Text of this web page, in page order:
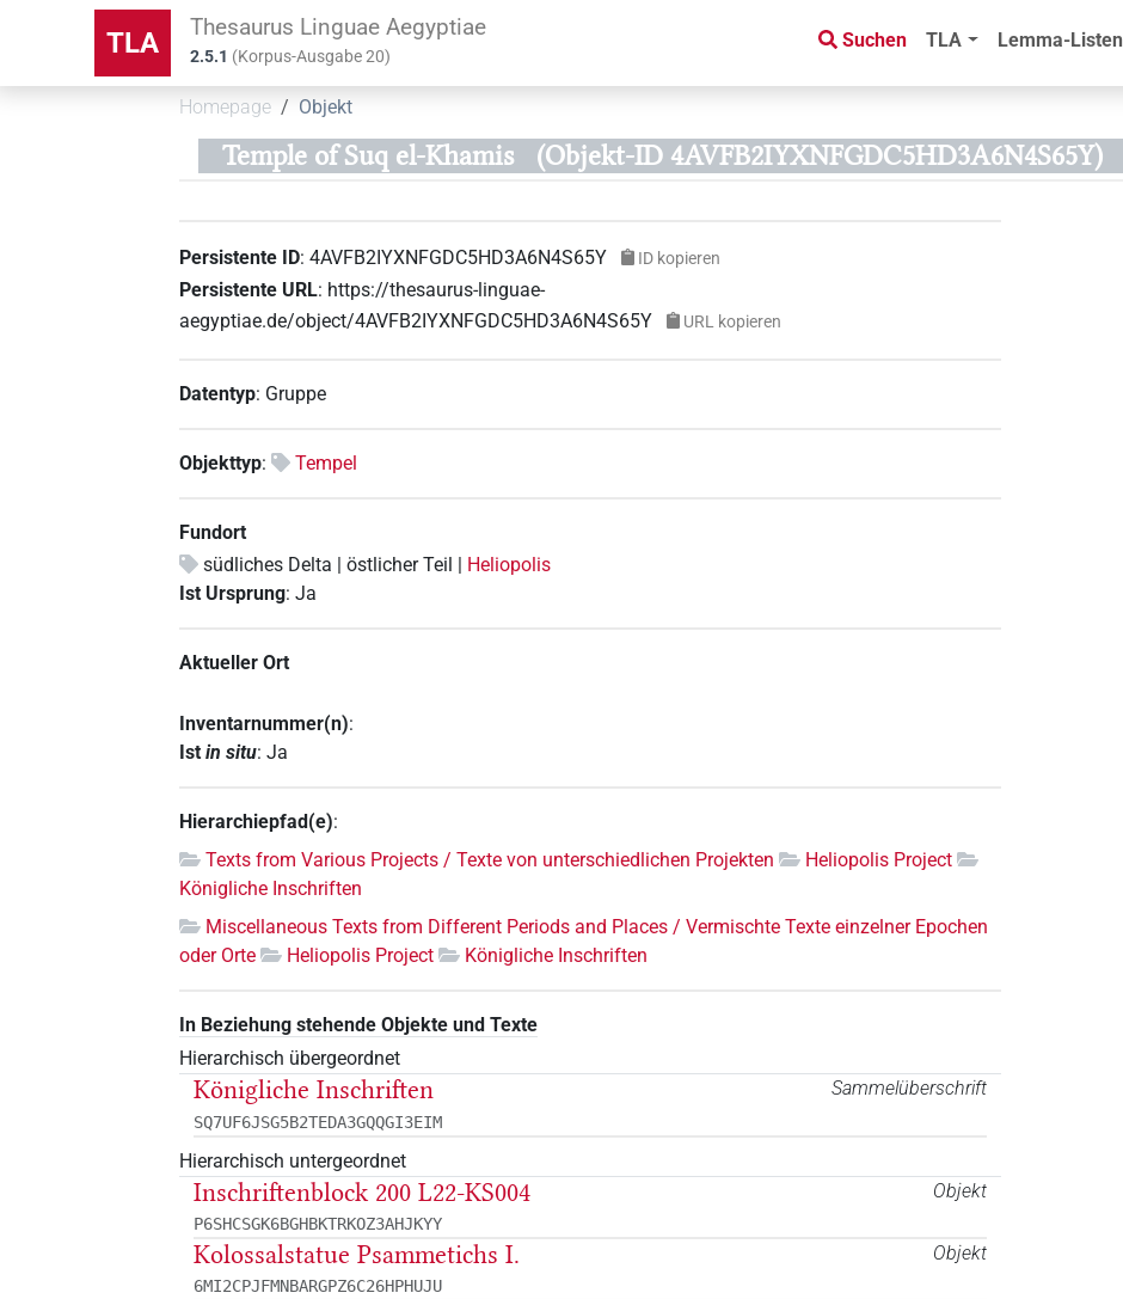
TLA Thesaurus Linguae Aegyptiae
2.5.1 (Korpus-Ausgabe20)
Suchen TLA Lemma-Listen
Homepage Objekt
Temple of Suq el-Khamis (Objekt-ID 4AVFB2IYXNFGDC5HD3A6N4S65Y)
Persistente ID:4AVFB2IYXNFGDC5HD3A6N4S65Y ID kopieren
Persistente URL: https://thesaurus-linguae-
aegyptiae.de/object/4AVFB2IYXNFGDC5HD3A6N4S65Y
URL kopieren
Datentyp: Gruppe
Objekttyp: Tempel
Fundort
südliches Delta | östlicher Teil | Heliopolis
Ist Ursprung:Ja
Aktueller Ort
Inventarnummer(n):
Istin situ:Ja
Hierarchiepfad(e):
Texts from Various Projects / Texte von unterschiedlichen Projekten
Heliopolis Project
Königliche Inschriften
Miscellaneous Texts from Different Periods and Places / Vermischte Texte einzelner Epochen
oder Orte
Heliopolis Project Königliche Inschriften
In Beziehung stehende Objekte und Texte
Hierarchisch übergeordnet
Sammelüberschrift
Königliche Inschriften
SQ7UF6JSG5B2TEDA3GQQGI3EIM
Hierarchisch untergeordnet
Objekt
Inschriftenblock 200 L22-KS004
P6SHCSGK6BGHBKTRKOZ3AHJKYY
Objekt
Kolossalstatue Psammetichs I.
6MI2CPJFMNBARGPZ6C26HPHUJU